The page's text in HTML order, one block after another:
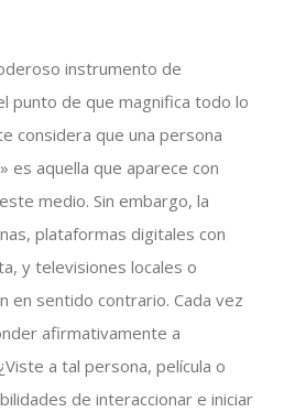
instrumento de
punto de que magnifica todo lo
considera que una persona
es aquella que aparece con
medio. Sin embargo, la
plataformas digitales con
y televisiones locales o
en sentido contrario. Cada vez
afirmativamente a
a tal persona, película o
de interaccionar e iniciar